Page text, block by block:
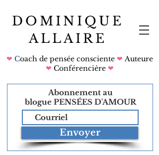
DOMINIQUE
ALLAIRE
❤ Coach de pensée consciente ❤ Auteure
❤ Conférencière ❤
Abonnement au
blogue PENSÉES D'AMOUR
Envoyer